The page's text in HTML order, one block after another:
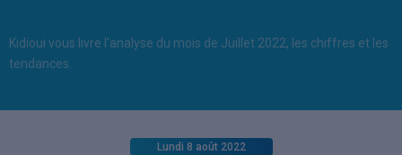
Kidioui vous livre l'analyse du mois de Juillet 2022, les chiffres et les
tendances.
Lundi 8 août 2022